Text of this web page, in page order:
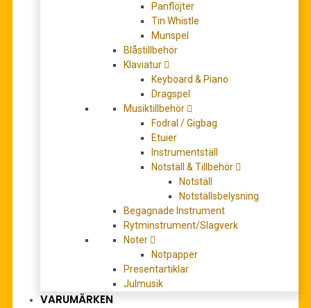
Panflöjter
Tin Whistle
Munspel
Blåstillbehör
Klaviatur
Keyboard & Piano
Dragspel
Musiktillbehör
Fodral / Gigbag
Etuier
Instrumentställ
Notställ & Tillbehör
Notställ
Notställsbelysning
Begagnade Instrument
Rytminstrument/Slagverk
Noter
Notpapper
Presentartiklar
Julmusik
VARUMÄRKEN
-
Artikelnr:
Kategori:
Partitur/Studiepartitur
Main title: Symphony
Series: Musica Antiqua Bohemica I/76